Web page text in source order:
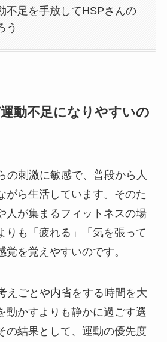
不足を手放してHSPさんの
う
動不足になりやすいの
の刺激に敏感で、普段から人
がら生活しています。そのた
人が集まるフィットネスの場
りも「疲れる」「気を張って
覚を覚えやすいのです。
えごとや内省をする時間を大
動かすよりも静かに過ごす選
の結果として、運動の優先度